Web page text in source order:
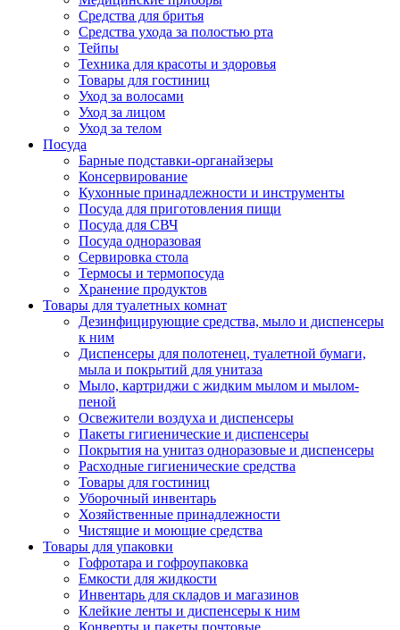
Средства для бритья
Средства ухода за полостью рта
Тейпы
Техника для красоты и здоровья
Товары для гостиниц
Уход за волосами
Уход за лицом
Уход за телом
Посуда
Барные подставки-органайзеры
Консервирование
Кухонные принадлежности и инструменты
Посуда для приготовления пищи
Посуда для СВЧ
Посуда одноразовая
Сервировка стола
Термосы и термопосуда
Хранение продуктов
Товары для туалетных комнат
Дезинфицирующие средства, мыло и диспенсеры
к ним
Диспенсеры для полотенец, туалетной бумаги,
мыла и покрытий для унитаза
Мыло, картриджи с жидким мылом и мылом-
пеной
Освежители воздуха и диспенсеры
Пакеты гигиенические и диспенсеры
Покрытия на унитаз одноразовые и диспенсеры
Расходные гигиенические средства
Товары для гостиниц
Уборочный инвентарь
Хозяйственные принадлежности
Чистящие и моющие средства
Товары для упаковки
Гофротара и гофроупаковка
Емкости для жидкости
Инвентарь для складов и магазинов
Клейкие ленты и диспенсеры к ним
Конверты и пакеты почтовые